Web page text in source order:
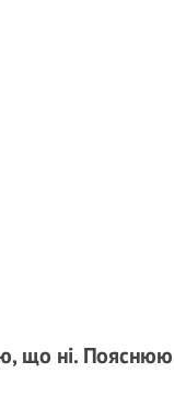
що ні. Пояснюю